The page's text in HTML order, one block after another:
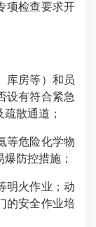
检查要求开
房等）和员
设有符合紧急
散通道；
危险化学物
防控措施；
火作业；动
的安全作业培